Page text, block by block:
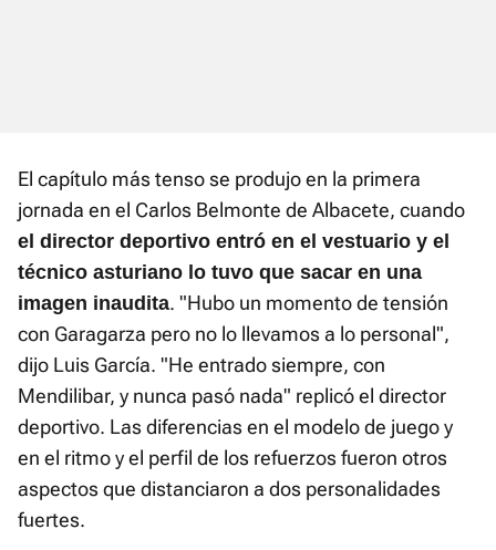
El capítulo más tenso se produjo en la primera
jornada en el Carlos Belmonte de Albacete, cuando
el director deportivo entró en el vestuario y el
técnico asturiano lo tuvo que sacar en una
imagen inaudita. "Hubo un momento de tensión
con Garagarza pero no lo llevamos a lo personal",
dijo Luis García. "He entrado siempre, con
Mendilibar, y nunca pasó nada" replicó el director
deportivo. Las diferencias en el modelo de juego y
en el ritmo y el perfil de los refuerzos fueron otros
aspectos que distanciaron a dos personalidades
fuertes.